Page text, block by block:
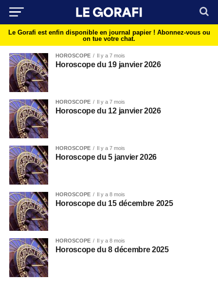
Le Gorafi est enfin disponible en journal papier ! Abonnez-vous ou
on tue votre chat.
HOROSCOPE Il y a 7 mois
Horoscope du 19 janvier 2026
HOROSCOPE Il y a 7 mois
Horoscope du 12 janvier 2026
HOROSCOPE Il y a 7 mois
Horoscope du 5 janvier 2026
HOROSCOPE Il y a 8 mois
Horoscope du 15 décembre 2025
HOROSCOPE Il y a 8 mois
Horoscope du 8 décembre 2025